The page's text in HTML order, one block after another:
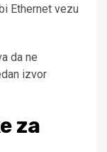
Ethernet vezu
da ne
izvor
za